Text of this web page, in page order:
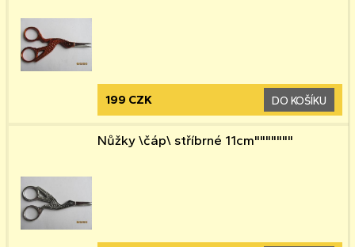
199 CZK DO KOŠÍKU
Nůžky \čáp\ stříbrné 11cm"""""""